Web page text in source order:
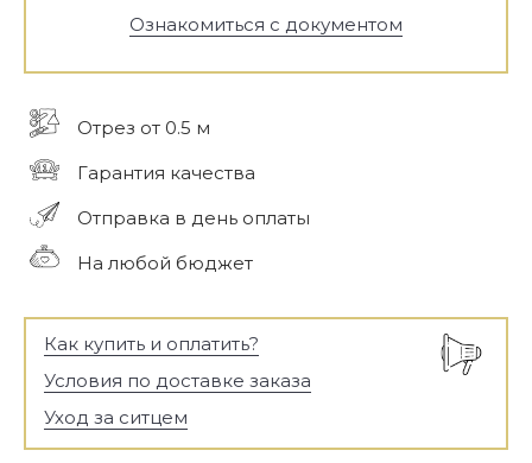
Ознакомиться с документом
Отрез от 0.5 м
Гарантия качества
Отправка в день оплаты
На любой бюджет
Как купить и оплатить?
Условия по доставке заказа
Уход за ситцем